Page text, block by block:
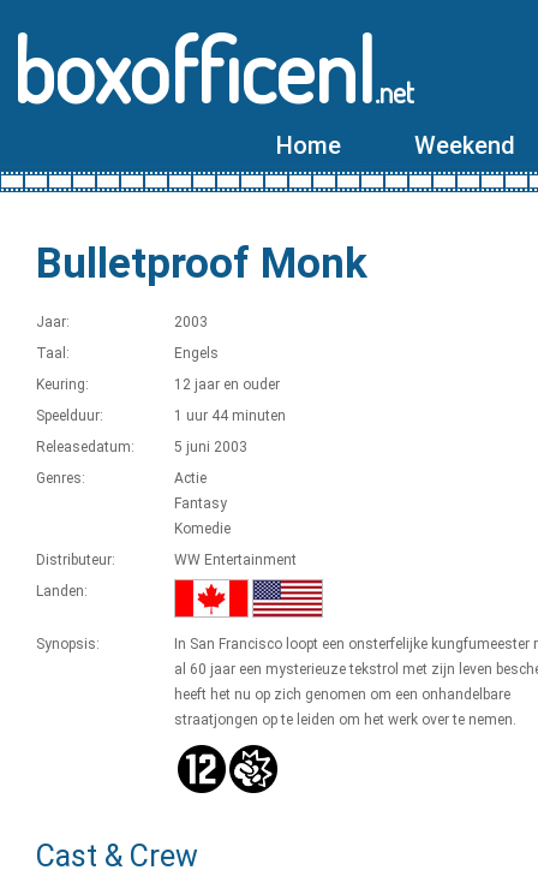
boxofficenl.net
Home Weekend
Bulletproof Monk
Jaar:
2003
Taal:
Engels
Keuring:
12 jaar en ouder
Speelduur:
1 uur 44 minuten
Releasedatum:
5 juni 2003
Genres:
Actie
Fantasy
Komedie
Distributeur:
WW Entertainment
Landen:
Synopsis:
In San Francisco loopt een onsterfelijke kungfumeester
al 60 jaar een mysterieuze tekstrol met zijn leven
heeft het nu op zich genomen om een onhandelbare
straatjongen op te leiden om het werk over te nemen.
Cast & Crew